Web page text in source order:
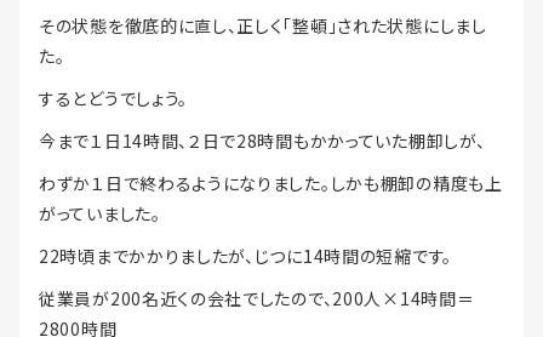
その状態を徹底的に直し、正しく「整頓」された状態にしまし
た。
するとどうでしょう。
今まで１日14時間、２日で28時間もかかっていた棚卸しが、
わずか１日で終わるようになりました。しかも棚卸の精度も上
がっていました。
22時頃までかかりましたが、じつに14時間の短縮です。
従業員が200名近くの会社でしたので、200人×14時間＝
2800時間